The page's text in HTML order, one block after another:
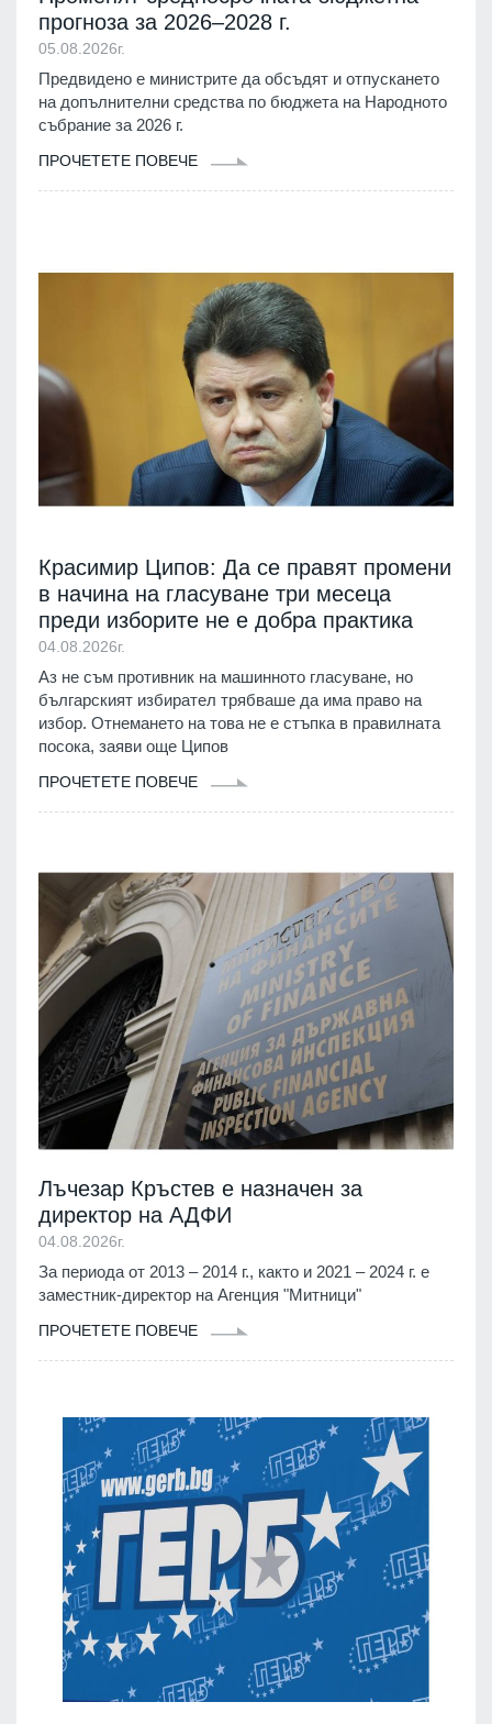
прогноза за 2026–2028 г.
05.08.2026г.
Предвидено е министрите да обсъдят и отпускането
на допълнителни средства по бюджета на Народното
събрание за 2026 г.
ПРОЧЕТЕТЕ ПОВЕЧЕ
Красимир Ципов: Да се правят промени
в начина на гласуване три месеца
преди изборите не е добра практика
04.08.2026г.
Аз не съм противник на машинното гласуване, но
българският избирател трябваше да има право на
избор. Отнемането на това не е стъпка в правилната
посока, заяви още Ципов
ПРОЧЕТЕТЕ ПОВЕЧЕ
Лъчезар Кръстев е назначен за
директор на АДФИ
04.08.2026г.
За периода от 2013 – 2014 г., както и 2021 – 2024 г. е
заместник-директор на Агенция "Митници"
ПРОЧЕТЕТЕ ПОВЕЧЕ